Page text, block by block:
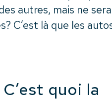
autres, mais ne
C’est là que les
quoi la